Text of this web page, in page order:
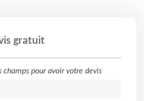
gratuit
champs pour avoir votre devis